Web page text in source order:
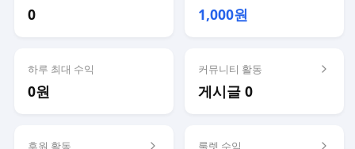
0 1,000원
하루 최대 수익
0원
커뮤니티 활동
게시글 0
후원 활동 룰렛 수익